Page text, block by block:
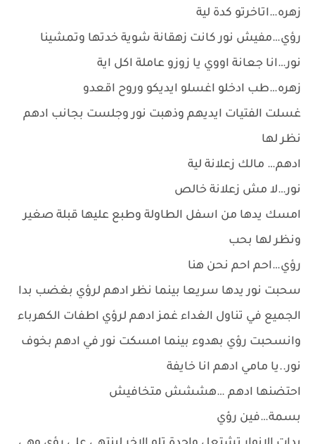
زهره…اتاخرتو كدة لية
رؤي…مفيش نور كانت زهقانة شوية خدتها وتمشينا
نور…انا جعانة اووي يا زوزو عاملة اكل اية
زهره…طب ادخلو اغسلو ايديكو وروح اقعدو
غسلت الفتيات ايديهم وذهبت نور وجلست بجانب ادهم
نظر لها
ادهم… مالك زعلانة لية
نور…لا مش زعلانة خالص
امسك يدها من اسفل الطاولة وطبع عليها قبلة صغير
ونظر لها بحب
رؤي…احم احم نحن هنا
سحبت نور يدها سريعا بينما نظر ادهم لرؤي بغضب بدا
الجميع في تناول الغداء غمز ادهم لرؤي اطفات الكهرباء
وانسحبت رؤي بهدوء بينما امسكت نور في ادهم بخوف
نور..يا مامي ادهم انا خايفة
احتضنها ادهم …هششش متخافيش
بسمة…فين رؤي